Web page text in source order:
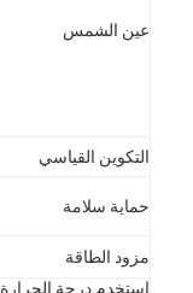
عين الشمس
التكوين القياسي
حماية سلامة
مزود الطاقة
استخدم درجة الحرارة